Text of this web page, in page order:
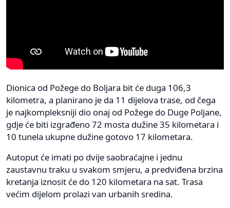
Dionica od Požege do Boljara bit će duga 106,3
kilometra, a planirano je da 11 dijelova trase, od čega
je najkompleksniji dio onaj od Požege do Duge Poljane,
gdje će biti izgrađeno 72 mosta dužine 35 kilometara i
10 tunela ukupne dužine gotovo 17 kilometara.
Autoput će imati po dvije saobraćajne i jednu
zaustavnu traku u svakom smjeru, a predviđena brzina
kretanja iznosit će do 120 kilometara na sat. Trasa
većim dijelom prolazi van urbanih sredina.